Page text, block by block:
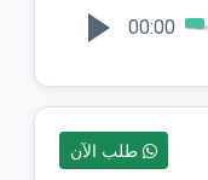
00:00
طلب الآن